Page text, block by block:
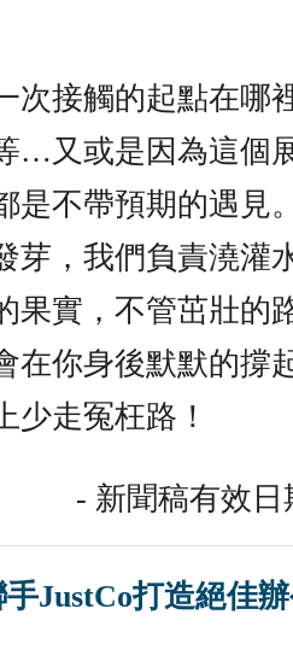
次接觸的起點在哪
…又或是因為這個
是不帶預期的遇見
芽，我們負責澆灌
果實，不管茁壯的
在你身後默默的撐
少走冤枉路！
- 新聞稿有效日
JustCo打造絕佳